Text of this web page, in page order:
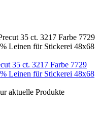
35 ct. 3217 Farbe 7729
Leinen für Stickerei 48x68
aktuelle Produkte